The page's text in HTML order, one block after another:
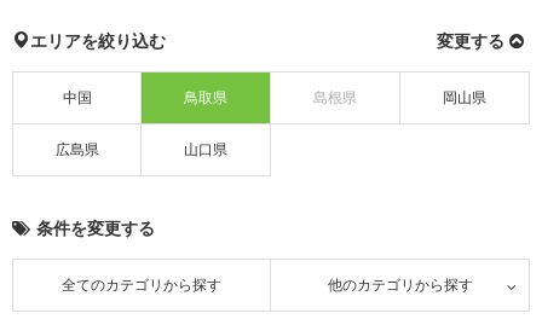
エリアを絞り込む 変更する
中国 鳥取県 島根県 岡山県
広島県 山口県
条件を変更する
全てのカテゴリから探す 他のカテゴリから探す